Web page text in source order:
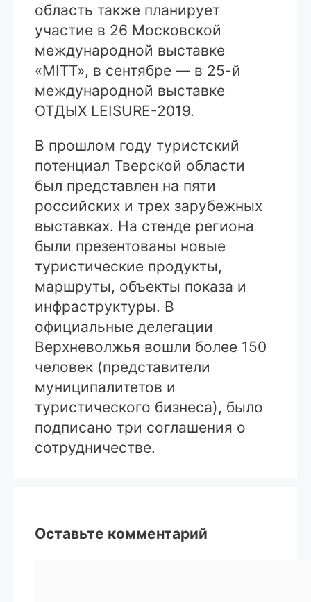
область также планирует
участие в 26 Московской
международной выставке
«MITT», в сентябре — в 25-й
международной выставке
ОТДЫХ LEISURE-2019.
В прошлом году туристский
потенциал Тверской области
был представлен на пяти
российских и трех зарубежных
выставках. На стенде региона
были презентованы новые
туристические продукты,
маршруты, объекты показа и
инфраструктуры. В
официальные делегации
Верхневолжья вошли более 150
человек (представители
муниципалитетов и
туристического бизнеса), было
подписано три соглашения о
сотрудничестве.
Оставьте комментарий